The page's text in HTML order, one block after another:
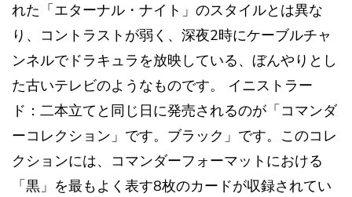
れた「エターナル・ナイト」のスタイルとは異な
り、コントラストが弱く、深夜2時にケーブルチャ
ンネルでドラキュラを放映している、ぼんやりとし
た古いテレビのようなものです。 イニストラー
ド：二本立てと同じ日に発売されるのが「コマンダ
ーコレクション」です。ブラック」です。このコレ
クションには、コマンダーフォーマットにおける
「黒」を最もよく表す8枚のカードが収録されてい